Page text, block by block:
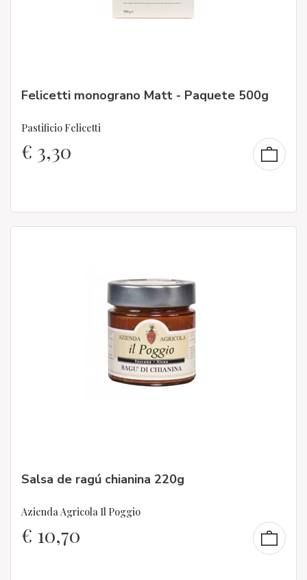
Felicetti monograno Matt - Paquete 500g
Pastificio Felicetti
€ 3,30
Salsa de ragú chianina 220g
Azienda Agricola Il Poggio
€ 10,70